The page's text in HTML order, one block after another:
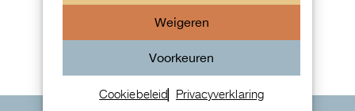
Weigeren
Voorkeuren
Cookiebeleid Privacyverklaring
Chornograaf